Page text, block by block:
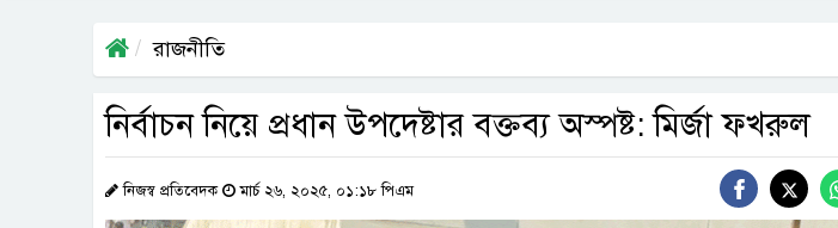
রাজনীতি
নির্বাচন নিয়ে প্রধান উপদেষ্টার বক্তব্য অস্পষ্ট: মির্জা ফখরুল
নিজস্ব প্রতিবেদক মার্চ ২৬, ২০২৫, ০১:১৮ পিএম